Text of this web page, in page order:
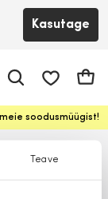
Teave
Kasutage
soodusmüügist!